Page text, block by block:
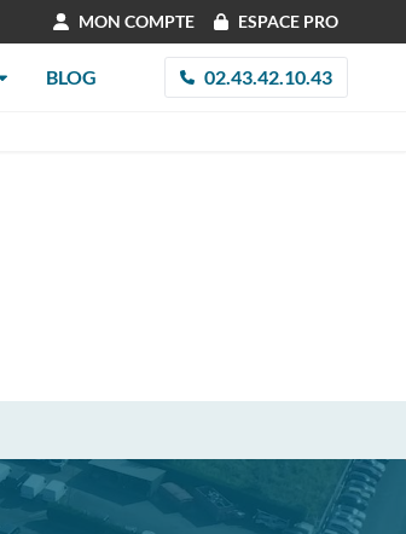
MON COMPTE ESPACE PRO
BLOG 02.43.42.10.43